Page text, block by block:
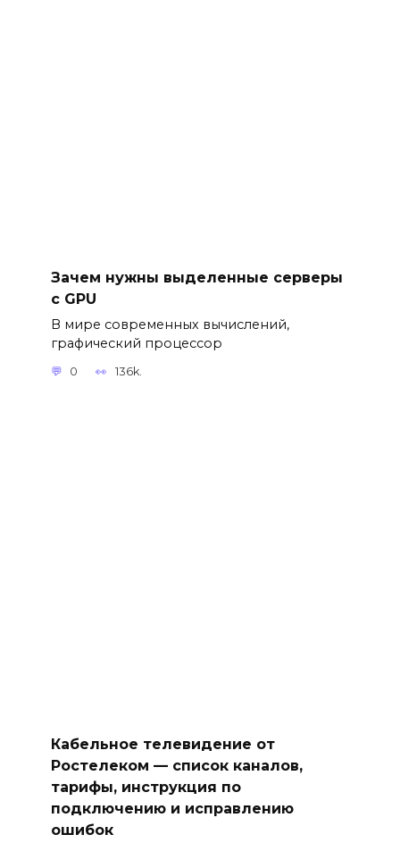
Зачем нужны выделенные серверы
с GPU
В мире современных вычислений,
графический процессор
0 136k.
Кабельное телевидение от
Ростелеком — список каналов,
тарифы, инструкция по
подключению и исправлению
ошибок